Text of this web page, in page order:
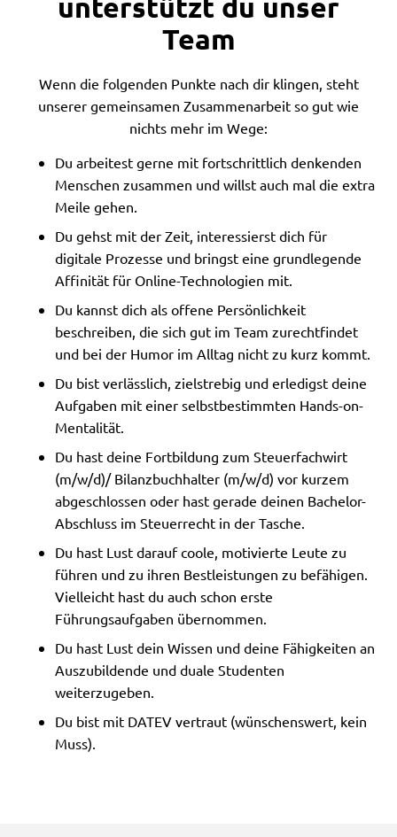
Team
Wenn die folgenden Punkte nach dir klingen, steht
unserer gemeinsamen Zusammenarbeit so gut wie
nichts mehr im Wege:
Du arbeitest gerne mit fortschrittlich denkenden
Menschen zusammen und willst auch mal die extra
Meile gehen.
Du gehst mit der Zeit, interessierst dich für
digitale Prozesse und bringst eine grundlegende
Affinität für Online-Technologien mit.
Du kannst dich als offene Persönlichkeit
beschreiben, die sich gut im Team zurechtfindet
und bei der Humor im Alltag nicht zu kurz kommt.
Du bist verlässlich, zielstrebig und erledigst deine
Aufgaben mit einer selbstbestimmten Hands-on-
Mentalität.
Du hast deine Fortbildung zum Steuerfachwirt
(m/w/d)/ Bilanzbuchhalter (m/w/d) vor kurzem
abgeschlossen oder hast gerade deinen Bachelor-
Abschluss im Steuerrecht in der Tasche.
Du hast Lust darauf coole, motivierte Leute zu
führen und zu ihren Bestleistungen zu befähigen.
Vielleicht hast du auch schon erste
Führungsaufgaben übernommen.
Du hast Lust dein Wissen und deine Fähigkeiten an
Auszubildende und duale Studenten
weiterzugeben.
Du bist mit DATEV vertraut (wünschenswert, kein
Muss).